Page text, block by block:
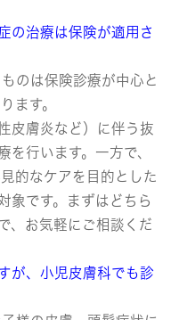
の治療は保険が適用さ
のは保険診療が中心と
ます。
皮膚炎など）に伴う抜
を行います。一方で、
的なケアを目的とした
象です。まずはどちら
、お気軽にご相談くだ
が、小児皮膚科でも診